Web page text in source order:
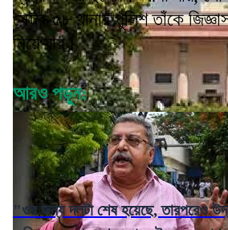
সেক্টর-৫৮ থানার পুলিশ তাঁকে
নিয়ে যায়।
আরও পড়ুন:
"ওর জন্য দলটা শেষ হয়েছে, তারপরেও